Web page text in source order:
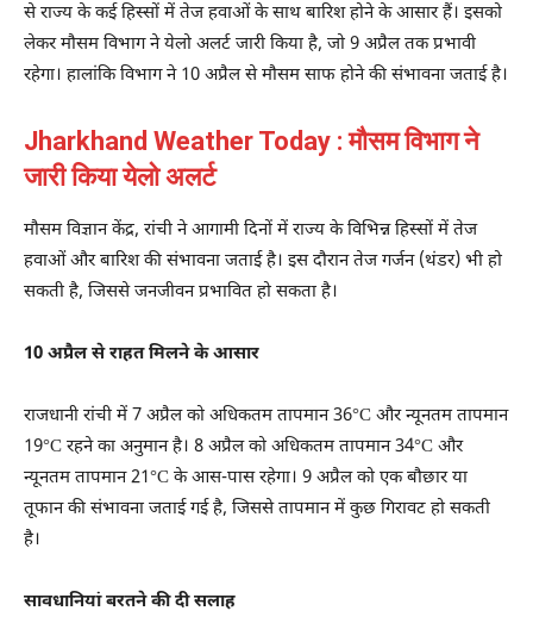
से राज्य के कई हिस्सों में तेज हवाओं के साथ बारिश होने के आसार हैं। इसको
लेकर मौसम विभाग ने येलो अलर्ट जारी किया है, जो 9 अप्रैल तक प्रभावी
रहेगा। हालांकि विभाग ने 10 अप्रैल से मौसम साफ होने की संभावना जताई है।
Jharkhand Weather Today : मौसम विभाग ने
जारी किया येलो अलर्ट
मौसम विज्ञान केंद्र, रांची ने आगामी दिनों में राज्य के विभिन्न हिस्सों में तेज
हवाओं और बारिश की संभावना जताई है। इस दौरान तेज गर्जन (थंडर) भी हो
सकती है, जिससे जनजीवन प्रभावित हो सकता है।
10 अप्रैल से राहत मिलने के आसार
राजधानी रांची में 7 अप्रैल को अधिकतम तापमान 36°C और न्यूनतम तापमान
19°C रहने का अनुमान है। 8 अप्रैल को अधिकतम तापमान 34°C और
न्यूनतम तापमान 21°C के आस-पास रहेगा। 9 अप्रैल को एक बौछार या
तूफान की संभावना जताई गई है, जिससे तापमान में कुछ गिरावट हो सकती
है।
सावधानियां बरतने की दी सलाह